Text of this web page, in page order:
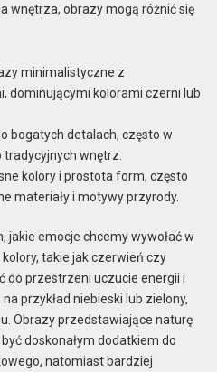
wnętrza, obrazy mogą różnić się
minimalistyczne z
dominującymi kolorami czerni lub
bogatych detalach, często w
wnętrz.
kolory i prostota form, często
materiały i motywy przyrody.
jakie emocje chcemy wywołać w
takie jak czerwień czy
do przestrzeni uczucie energii i
przykład niebieski lub zielony,
Obrazy przedstawiające naturę
doskonałym dodatkiem do
natomiast bardziej